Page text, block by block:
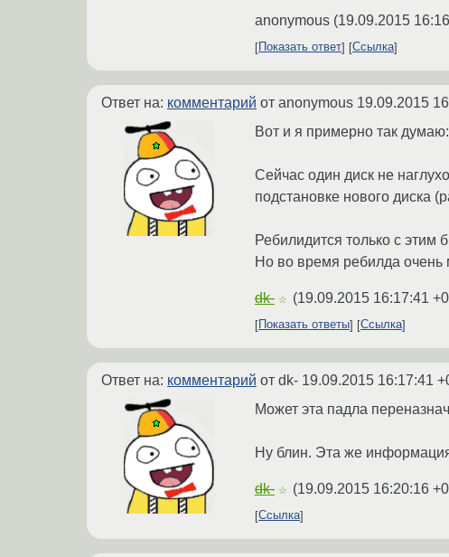
anonymous (19.09.2015
Показать ответ Ссылка
Ответ на: комментарий от anonymous 19.09.2015
Вот и я примерно так
Сейчас один диск не
подстановке нового диска
Ребилидится только с
Но во время ребилда
dk- ☆ (19.09.2015 16:17:41
Показать ответы
Ссылка
Ответ на: комментарий от dk- 19.09.2015 16:17:41
Может эта падла
Ну блин. Эта же
dk- ☆ (19.09.2015 16:20:16
Ссылка